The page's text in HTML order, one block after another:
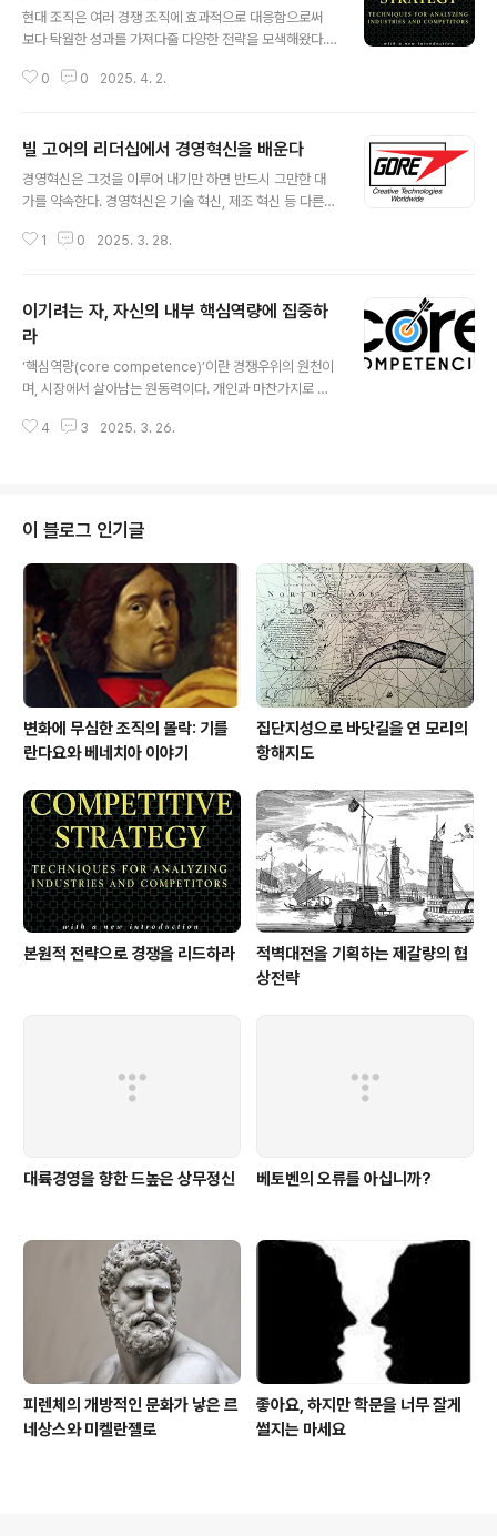
게 변하는 정보화시대에 맞게 기업은 기존의 낡은 관념을
타파하고 열정과 혁신을 통해 고객에게 새로운 경험을 제
인재경영을 강조하고 있다. 더불어 우리 시대의 패러다임
현대 조직은 여러 경쟁 조직에 효과적으로 대응함으로써
보다 탁월한 성과를 가져다줄 다양한 전략을 모색해왔다.
변 여건을 반영하여 독특한 구조를 갖추는 것이라 하겠다.
서는, 일관성을 가진 3가지의 본원적 전략이 필요하다. 이
3요소를 마이클 포터는 경쟁전략>에서 자세히 다루고 있
다. 물론 이 중 한 가지 이상의 접근방식을 추구해 성공을
성공하기 어렵다. 3가지 본원적 전략 중 어느 하나를 효율
0 0 2025. 4. 2.
빌 고어의 리더십에서 경영혁신을 배운다
경영혁신은 그것을 이루어 내기만 하면 반드시 그만한 대
가를 약속한다. 경영혁신은 기술 혁신, 제조 혁신 등 다른
엄청난 힘을 갖고 있다. 하멜과 프라할라드는 조직이 전술
전파되어 금세 무용지물이 된다. 결국 그 어떤 다른 요인도
조직원들의 동기부여와 모집, 활용 등과 관련해 새로운 방
법을 창출한 경영혁신가의 리더십에 비할 바가 못 된다. 하
멜과 프라할라드는 경영혁신의 대표적 리더로 한 남자를
꼽았다. 바로 빌 고어다. 1958년, 빌 고어(Wilbert L. "B
ill" Gore)가 듀폰에서의 안락한 생활을 청산한 후 자신의
1 0 2025. 3. 28.
이기려는 자, 자신의 내부 핵심역량에 집중하
라
‘핵심역량(core competence)’이란 경쟁우위의 원천이
며, 시장에서 살아남는 원동력이다. 개인과 마찬가지로 조
이 가장 효율적이다. 이런 핵심역량의 개념은 게리 하멜과
어선다. 하멜과 프라할라드에게 있어 핵심역량은 4가지 조
건을 충족하는 것이어야 한다. 조직의 핵심역량이란 곧 ‘가
치를 창출할 수 있는 것’, ‘차별화된 것’, ‘확장력’이 있는 것,
‘복사가 불가능한 것’이다. 이 핵심역량은 리더 개인에게도
적용해볼 수 있다. 단순히 잘하는 것이 아니..
4 3 2025. 3. 26.
이 블로그 인기글
변화에 무심한 조직의 몰락: 기를
란다요와 베네치아 이야기
집단지성으로 바닷길을 연 모리의
항해지도
본원적 전략으로 경쟁을 리드하라
적벽대전을 기획하는 제갈량의 협
상전략
대륙경영을 향한 드높은 상무정신 베토벤의 오류를 아십니까?
피렌체의 개방적인 문화가 낳은 르
네상스와 미켈란젤로
좋아요, 하지만 학문을 너무 잘게
썰지는 마세요